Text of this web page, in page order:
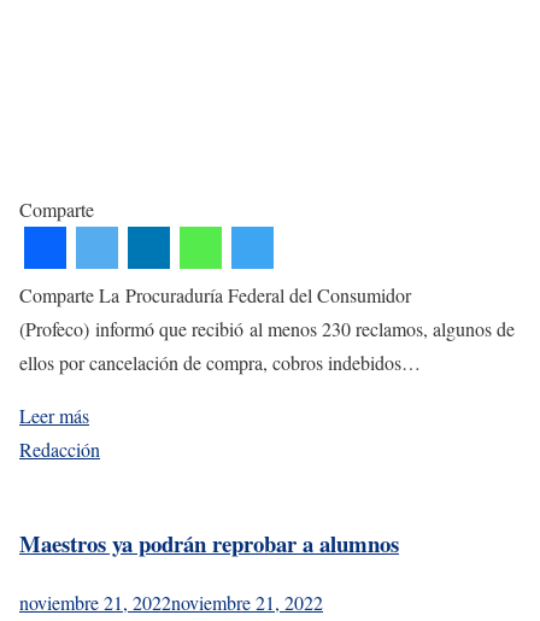
Comparte
Comparte La Procuraduría Federal del Consumidor
(Profeco) informó que recibió al menos 230 reclamos, algunos de
ellos por cancelación de compra, cobros indebidos…
Leer más
Redacción
Maestros ya podrán reprobar a alumnos
noviembre 21, 2022noviembre 21, 2022